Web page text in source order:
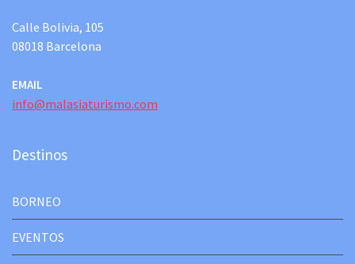
Calle Bolivia, 105
08018 Barcelona
EMAIL
info@malasiaturismo.com
Destinos
BORNEO
EVENTOS